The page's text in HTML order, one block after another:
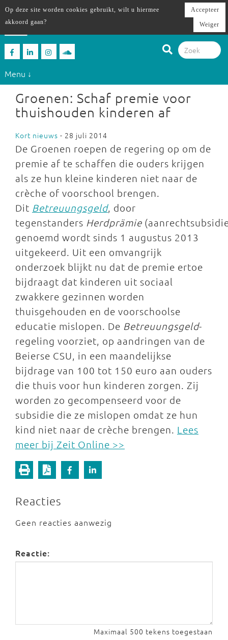
Menu ↓
Groenen: Schaf premie voor
thuishouden kinderen af
Kort nieuws - 28 juli 2014
De Groenen roepen de regering op om de
premie af te schaffen die ouders krijgen
als ze hun kleine kinderen niet naar de
crèche of voorschool brengen.
Dit Betreuungsgeld, door
tegenstanders Herdprämie
genoemd wordt sinds 1 augustus 2013
uitgekeerd. Uit een omvangrijk
onderzoek blijkt nu dat de premie ertoe
bijdraagt dat kinderen uit sociaal
zwakkere gezinnen worden
thuisgehouden en de voorschoolse
educatie mislopen. De Betreuungsgeld-
regeling voorziet, op aandringen van de
Beierse CSU, in een maandelijkse
bijdrage van 100 tot 150 euro aan ouders
die thuis voor hun kinderen zorgen. Zij
worden zo gecompenseerd voor de
subsidie die ze mislopen omdat ze hun
kind niet naar de crèche brengen. Lees
meer bij Zeit Online >>
Reacties
Geen reacties aanwezig
Reactie:
Maximaal 500 tekens toegestaan
Op deze site worden cookies gebruikt, wilt u hiermee
akkoord gaan?
Accepteer
Weiger